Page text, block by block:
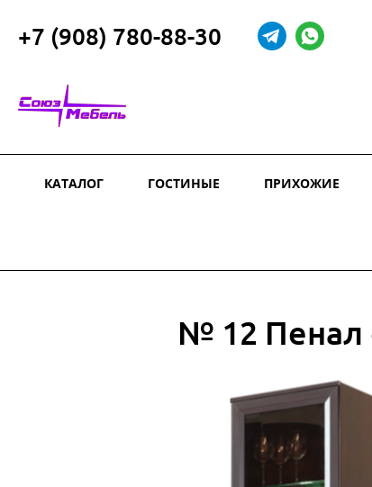
+7 (908) 780-88-30
КАТАЛОГ ГОСТИНЫЕ ПРИХОЖИЕ
№ 12 Пенал